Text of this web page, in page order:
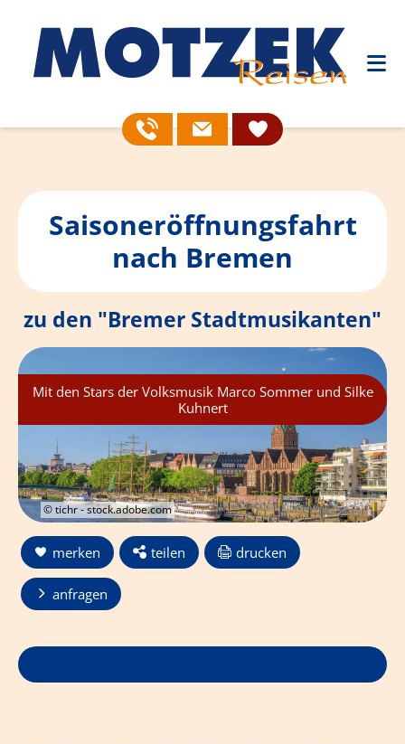
Saisoneröffnungsfahrt
nach Bremen
zu den "Bremer Stadtmusikanten"
Mit den Stars der Volksmusik Marco Sommer und Silke
Kuhnert
© tichr - stock.adobe.com
merken teilen drucken
anfragen